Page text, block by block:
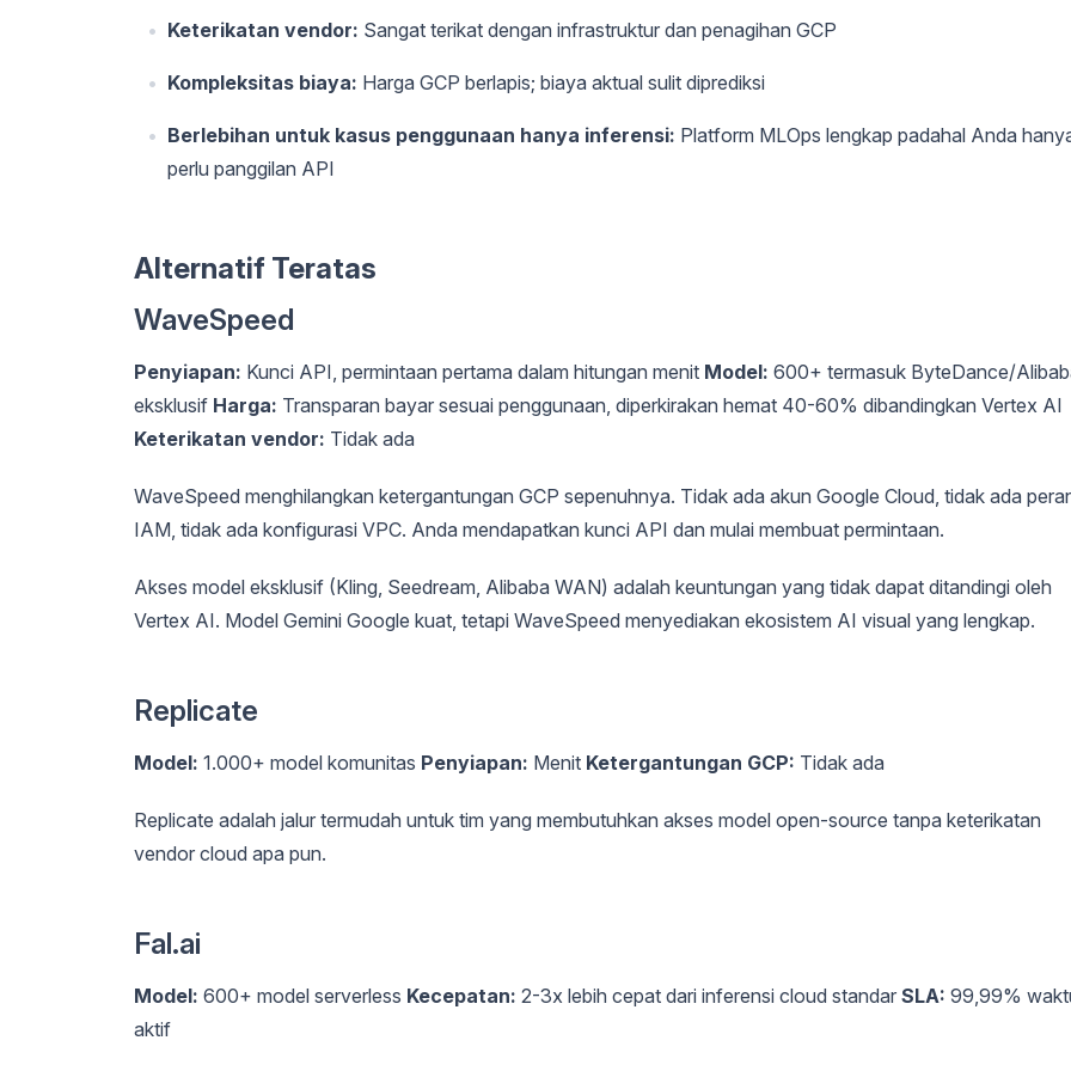
Keterikatan vendor: Sangat terikat dengan infrastruktur dan penagihan GCP
Kompleksitas biaya: Harga GCP berlapis; biaya aktual sulit diprediksi
Berlebihan untuk kasus penggunaan hanya inferensi: Platform MLOps lengkap padahal Anda
perlu panggilan API
Alternatif Teratas
WaveSpeed
Penyiapan: Kunci API, permintaan pertama dalam hitungan menit Model: 600+ termasuk ByteDance/
eksklusif Harga: Transparan bayar sesuai penggunaan, diperkirakan hemat 40-60% dibandingkan Vertex AI
Keterikatan vendor: Tidak ada
WaveSpeed menghilangkan ketergantungan GCP sepenuhnya. Tidak ada akun Google Cloud, tidak ada
IAM, tidak ada konfigurasi VPC. Anda mendapatkan kunci API dan mulai membuat permintaan.
Akses model eksklusif (Kling, Seedream, Alibaba WAN) adalah keuntungan yang tidak dapat ditandingi oleh
Vertex AI. Model Gemini Google kuat, tetapi WaveSpeed menyediakan ekosistem AI visual yang lengkap.
Replicate
Model: 1.000+ model komunitas Penyiapan: Menit Ketergantungan GCP: Tidak ada
Replicate adalah jalur termudah untuk tim yang membutuhkan akses model open-source tanpa keterikatan
vendor cloud apa pun.
Fal.ai
Model: 600+ model serverless Kecepatan: 2-3x lebih cepat dari inferensi cloud standar SLA: 99,99%
aktif